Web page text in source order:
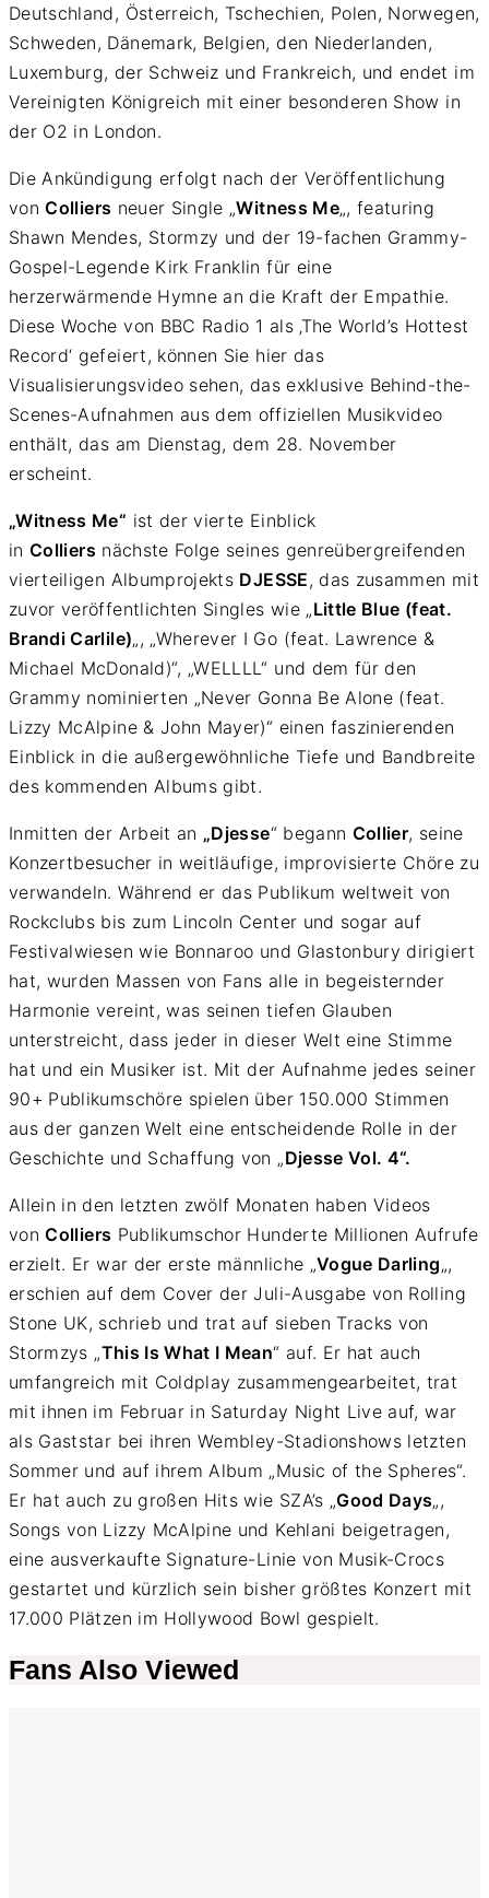
Deutschland, Österreich, Tschechien, Polen, Norwegen,
Schweden, Dänemark, Belgien, den Niederlanden,
Luxemburg, der Schweiz und Frankreich, und endet im
Vereinigten Königreich mit einer besonderen Show in
der O2 in London.
Die Ankündigung erfolgt nach der Veröffentlichung
vonColliers neuer Single „Witness Me„, featuring
Shawn Mendes, Stormzy und der 19-fachen Grammy-
Gospel-Legende Kirk Franklin für eine
herzerwärmende Hymne an die Kraft der Empathie.
Diese Woche von BBC Radio 1 als ‚The World’s Hottest
Record‘ gefeiert, können Sie hier das
Visualisierungsvideo sehen, das exklusive Behind-the-
Scenes-Aufnahmen aus dem offiziellen Musikvideo
enthält, das am Dienstag, dem 28. November
erscheint.
„Witness Me“ ist der vierte Einblick
inColliers nächste Folge seines genreübergreifenden
vierteiligen Albumprojekts DJESSE , das zusammen mit
zuvor veröffentlichten Singles wie „Little Blue (feat.
Brandi Carlile)„, „Wherever I Go (feat. Lawrence &
Michael McDonald)“, „WELLLL“ und dem für den
Grammy nominierten „Never Gonna Be Alone (feat.
Lizzy McAlpine & John Mayer)“ einen faszinierenden
Einblick in die außergewöhnliche Tiefe und Bandbreite
des kommenden Albums gibt.
Inmitten der Arbeit an „Djesse“ begann Collier, seine
Konzertbesucher in weitläufige, improvisierte Chöre zu
verwandeln. Während er das Publikum weltweit von
Rockclubs bis zum Lincoln Center und sogar auf
Festivalwiesen wie Bonnaroo und Glastonbury dirigiert
hat, wurden Massen von Fans alle in begeisternder
Harmonie vereint, was seinen tiefen Glauben
unterstreicht, dass jeder in dieser Welt eine Stimme
hat und ein Musiker ist. Mit der Aufnahme jedes seiner
90+ Publikumschöre spielen über 150.000 Stimmen
aus der ganzen Welt eine entscheidende Rolle in der
Geschichte und Schaffung von „Djesse Vol. 4“.
Allein in den letzten zwölf Monaten haben Videos
vonColliers Publikumschor Hunderte Millionen Aufrufe
erzielt. Er war der erste männliche „Vogue Darling„,
erschien auf dem Cover der Juli-Ausgabe von Rolling
Stone UK, schrieb und trat auf sieben Tracks von
Stormzys „This Is What I Mean“ auf. Er hat auch
umfangreich mit Coldplay zusammengearbeitet, trat
mit ihnen im Februar in Saturday Night Live auf, war
als Gaststar bei ihren Wembley-Stadionshows letzten
Sommer und auf ihrem Album „Music of the Spheres“.
Er hat auch zu großen Hits wie SZA’s „Good Days„,
Songs von Lizzy McAlpine und Kehlani beigetragen,
eine ausverkaufte Signature-Linie von Musik-Crocs
gestartet und kürzlich sein bisher größtes Konzert mit
17.000 Plätzen im Hollywood Bowl gespielt.
Fans Also Viewed